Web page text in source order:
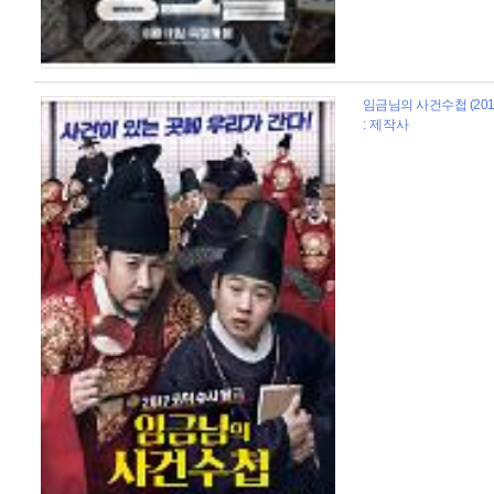
임금님의 사건수첩
: 제작사